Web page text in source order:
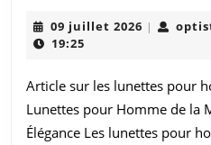
09 juillet 2026 09|
19:25
Article sur les lunettes pour
Lunettes pour Homme de la
Élégance Les lunettes pour